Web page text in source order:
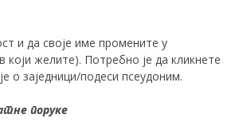
и да своје име промените у
који желите). Потребно је да кликнете
о заједници/подеси псеудоним.
поруке